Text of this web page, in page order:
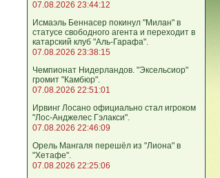
07.08.2026 23:44:12
Исмаэль Беннасер покинул "Милан" в
статусе свободного агента и переходит в
катарский клуб "Аль-Гарафа".
07.08.2026 23:38:15
Чемпионат Нидерландов. "Эксельсиор"
громит "Камбюр".
07.08.2026 22:51:01
Ирвинг Лосано официально стал игроком
"Лос-Анджелес Гэлакси".
07.08.2026 22:46:09
Орель Мангаля перешёл из "Лиона" в
"Хетафе".
07.08.2026 22:25:06